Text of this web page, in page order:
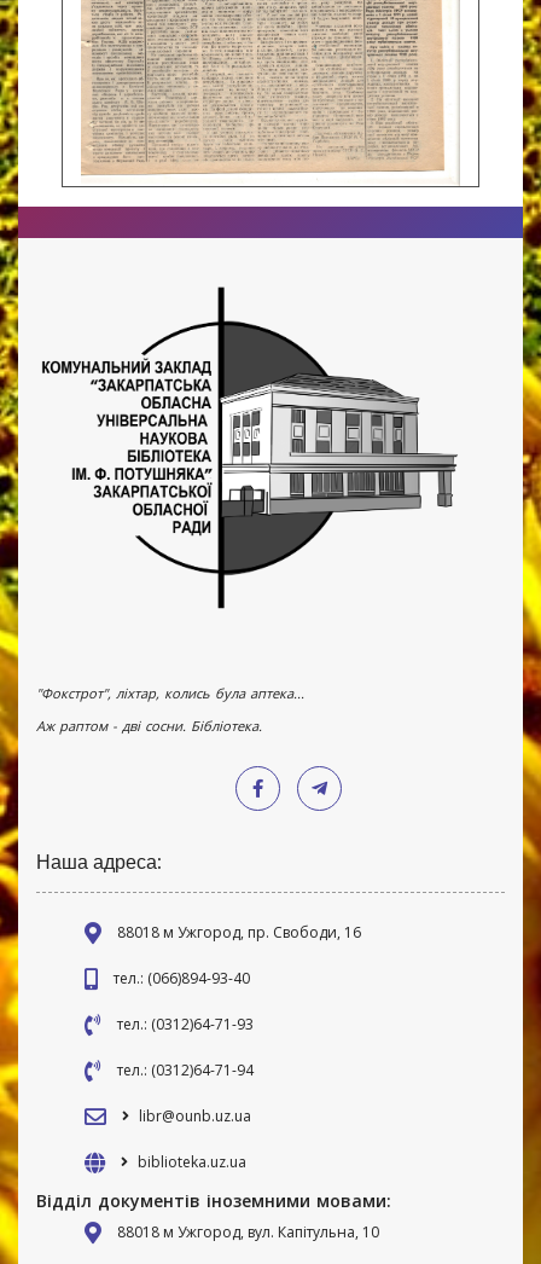
"Фокстрот", ліхтар, колись була аптека...
Аж раптом - дві сосни. Бібліотека.
Наша адреса:
88018 м Ужгород, пр. Свободи, 16
тел.: (066)894-93-40
тел.: (0312)64-71-93
тел.: (0312)64-71-94
libr@ounb.uz.ua
biblioteka.uz.ua
Відділ документів іноземними мовами:
88018 м Ужгород, вул. Капітульна, 10